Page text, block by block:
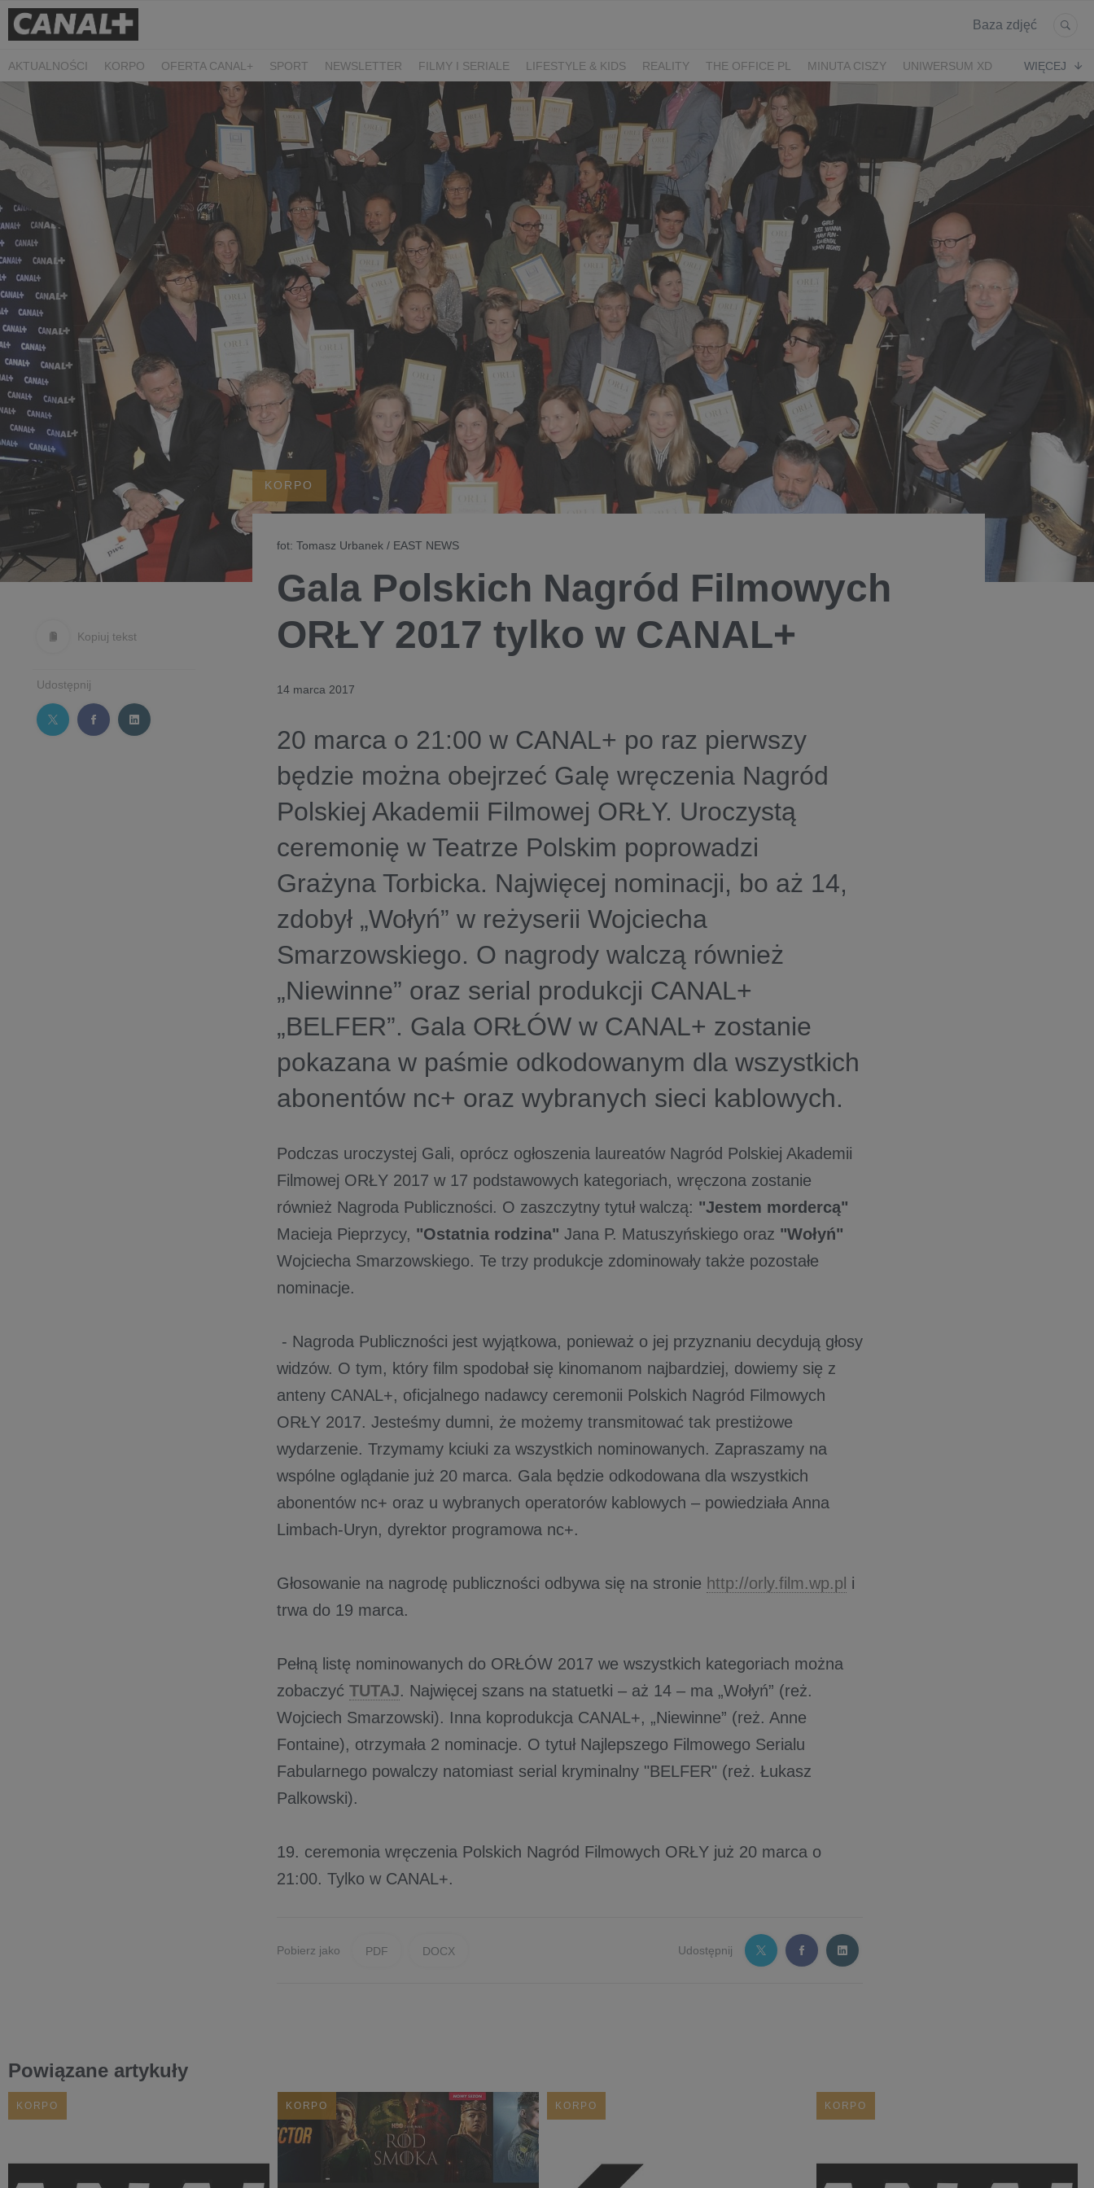
Baza zdjęć
AKTUALNOŚCI KORPO OFERTA CANAL+ SPORT NEWSLETTER FILMY I SERIALE LIFESTYLE & KIDS REALITY THE OFFICE PL MINUTA CISZY
UNIWERSUM XD
CZARNE STOKROTKI
PROSTA SPRAWA ALGORYTM MIŁOŚCI KIEDY ŚLUB? BELFER SORTOWNIA KLANGOR WILK
POWRÓT
PLANETA SINGLI. OSIEM HISTORII
KRÓL KIDS DOKUMENT LIFESTYLE
WIĘCEJ
Kopiuj tekst
Udostępnij
KORPO
fot: Tomasz Urbanek / EAST NEWS
Gala Polskich Nagród Filmowych
ORŁY 2017 tylko w CANAL+
14 marca 2017
20 marca o 21:00 w CANAL+ po raz pierwszy
będzie można obejrzeć Galę wręczenia Nagród
Polskiej Akademii Filmowej ORŁY. Uroczystą
ceremonię w Teatrze Polskim poprowadzi
Grażyna Torbicka. Najwięcej nominacji, bo aż 14,
zdobył „Wołyń” w reżyserii Wojciecha
Smarzowskiego. O nagrody walczą również
„Niewinne” oraz serial produkcji CANAL+
„BELFER”. Gala ORŁÓW w CANAL+ zostanie
pokazana w paśmie odkodowanym dla wszystkich
abonentów nc+ oraz wybranych sieci kablowych.
Podczas uroczystej Gali, oprócz ogłoszenia laureatów Nagród Polskiej Akademii
Filmowej ORŁY 2017 w 17 podstawowych kategoriach, wręczona zostanie
również Nagroda Publiczności. O zaszczytny tytuł walczą: "Jestem mordercą"
Macieja Pieprzycy, "Ostatnia rodzina" Jana P. Matuszyńskiego oraz "Wołyń"
Wojciecha Smarzowskiego. Te trzy produkcje zdominowały także pozostałe
nominacje.
- Nagroda Publiczności jest wyjątkowa, ponieważ o jej przyznaniu decydują głosy
widzów. O tym, który film spodobał się kinomanom najbardziej, dowiemy się z
anteny CANAL+, oficjalnego nadawcy ceremonii Polskich Nagród Filmowych
ORŁY 2017. Jesteśmy dumni, że możemy transmitować tak prestiżowe
wydarzenie. Trzymamy kciuki za wszystkich nominowanych. Zapraszamy na
wspólne oglądanie już 20 marca. Gala będzie odkodowana dla wszystkich
abonentów nc+ oraz u wybranych operatorów kablowych – powiedziała Anna
Limbach-Uryn, dyrektor programowa nc+.
Głosowanie na nagrodę publiczności odbywa się na stronie http://orly.film.wp.pl i
trwa do 19 marca.
Pełną listę nominowanych do ORŁÓW 2017 we wszystkich kategoriach można
zobaczyć TUTAJ. Najwięcej szans na statuetki – aż 14 – ma „Wołyń” (reż.
Wojciech Smarzowski). Inna koprodukcja CANAL+, „Niewinne” (reż. Anne
Fontaine), otrzymała 2 nominacje. O tytuł Najlepszego Filmowego Serialu
Fabularnego powalczy natomiast serial kryminalny "BELFER" (reż. Łukasz
Palkowski).
19. ceremonia wręczenia Polskich Nagród Filmowych ORŁY już 20 marca o
21:00. Tylko w CANAL+.
Pobierz jako PDF DOCX Udostępnij
Powiązane artykuły
KORPO KORPO KORPO KORPO